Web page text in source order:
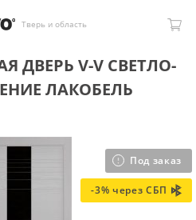
Тверь и область
ДВЕРЬ V-V СВЕТЛО-
ЛАКОБЕЛЬ
Под заказ
-3% через СБП